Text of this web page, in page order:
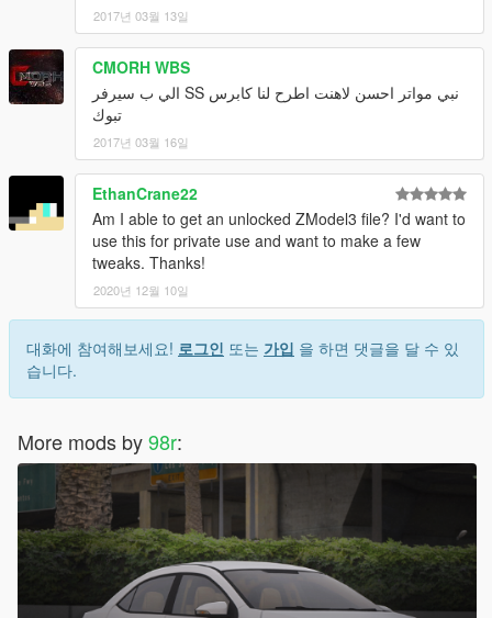
2017년 03월 13일
CMORH WBS
نبي مواتر احسن لاهنت اطرح لنا كابرس SS الي ب سيرفر
تبوك
2017년 03월 16일
EthanCrane22
Am I able to get an unlocked ZModel3 file? I'd want to
use this for private use and want to make a few
tweaks. Thanks!
2020년 12월 10일
대화에 참여해보세요! 로그인 또는 가입 을 하면 댓글을 달 수 있
습니다.
More mods by98r: